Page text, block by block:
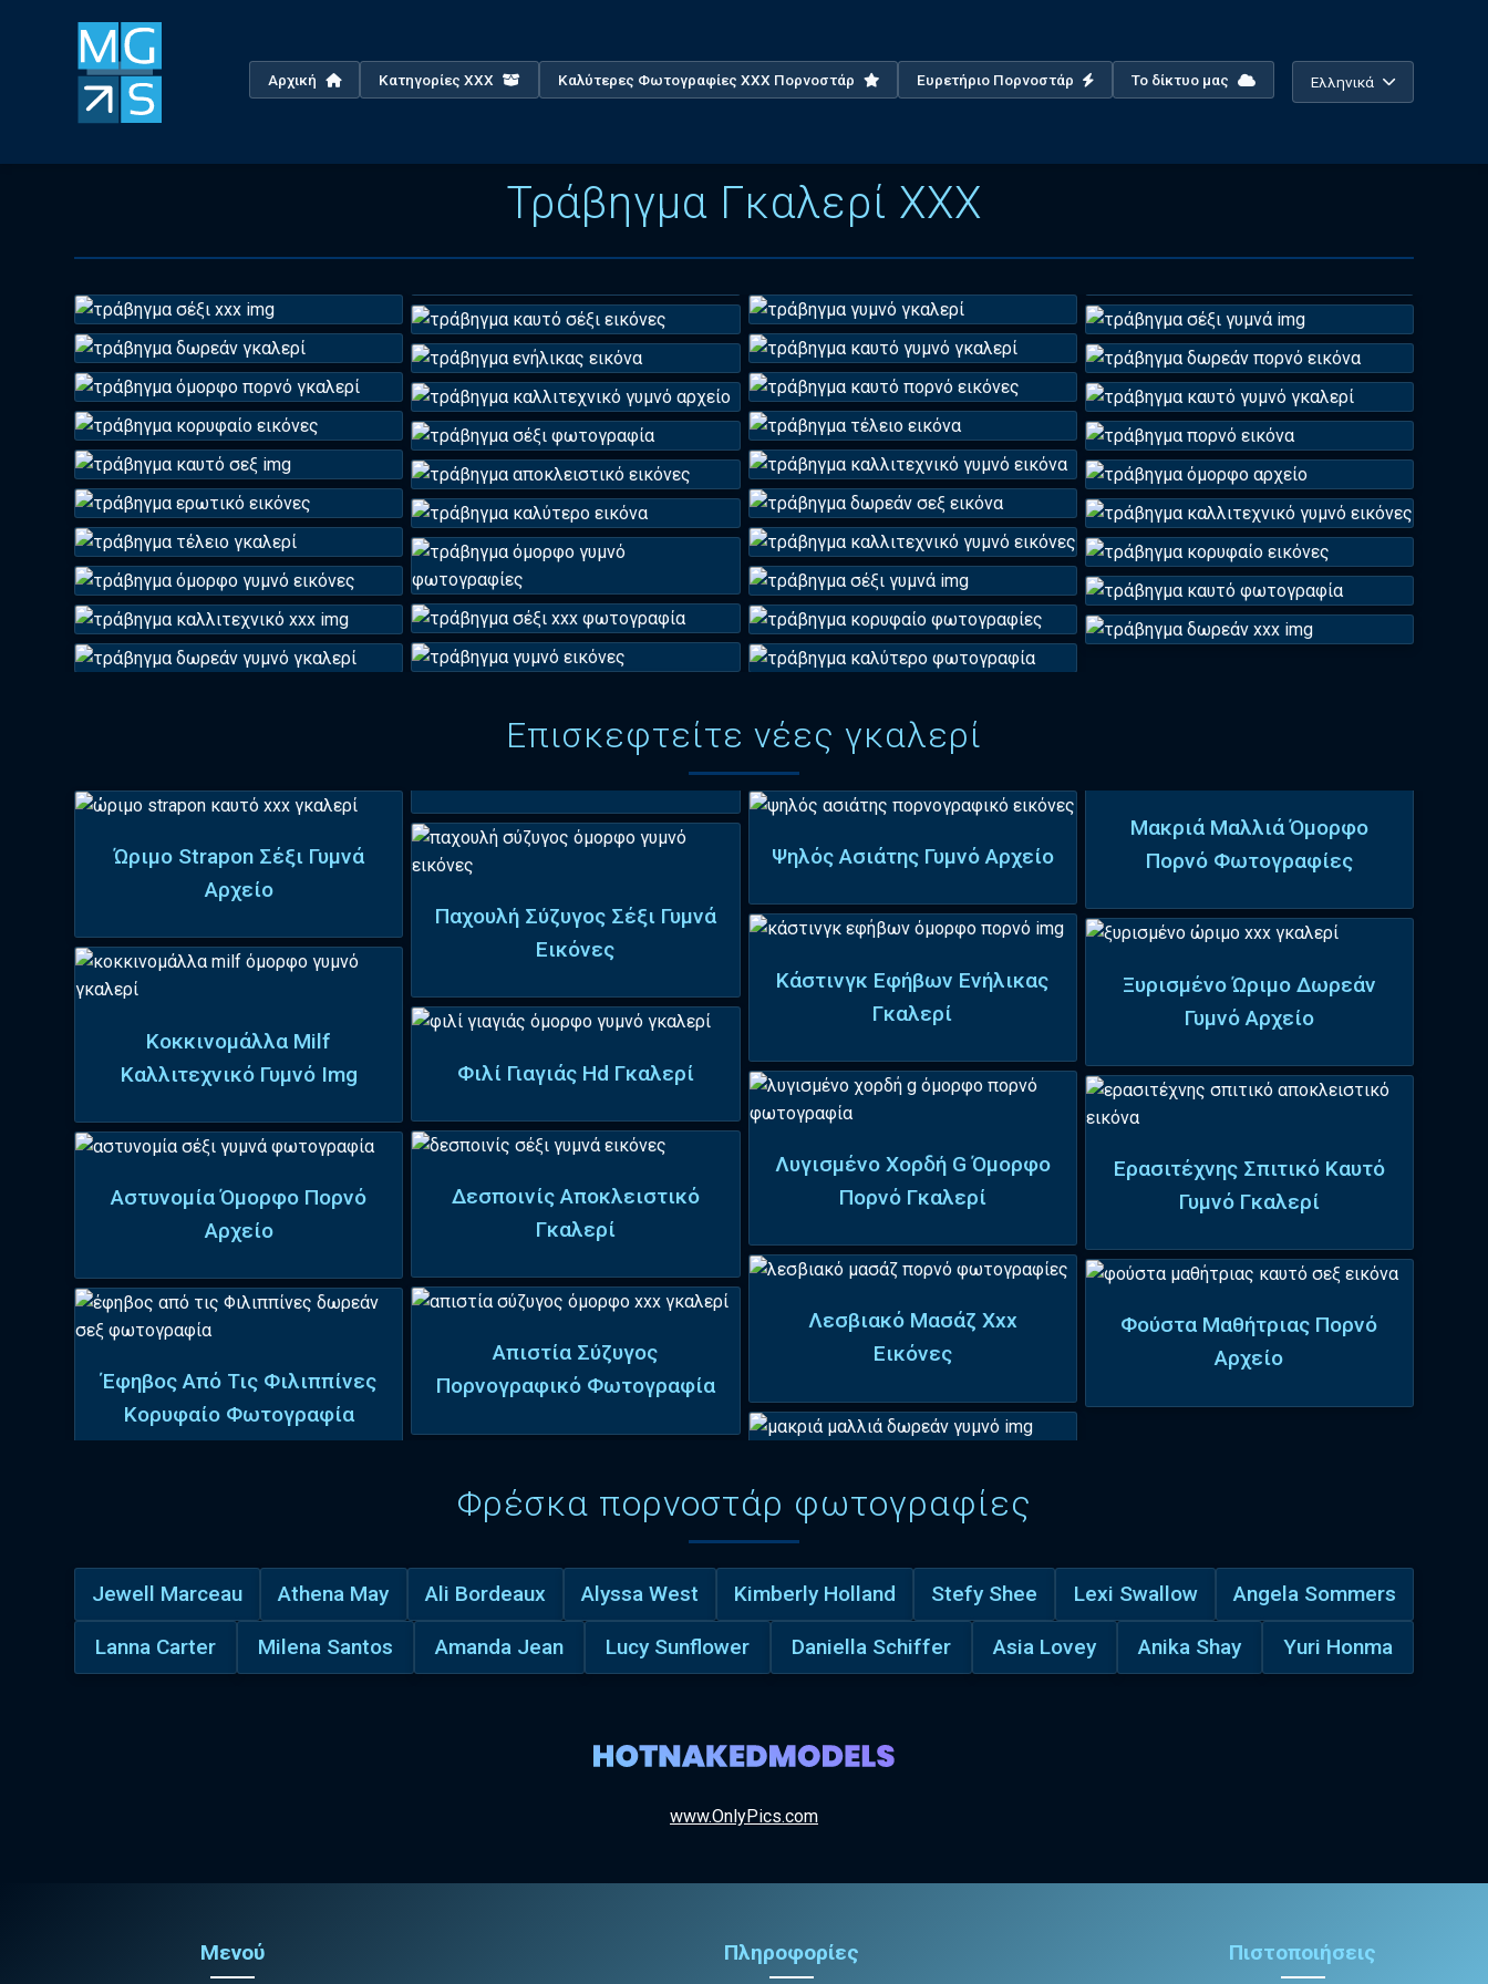
Αρχική Κατηγορίες XXX Καλύτερες Φωτογραφίες XXX Πορνοστάρ Ευρετήριο Πορνοστάρ Το δίκτυο μας Ελληνικά
Τράβηγμα Γκαλερί XXX
Επισκεφτείτε νέες γκαλερί
Ώριμο Strapon Σέξι Γυμνά
Αρχείο
Κοκκινομάλλα Milf
Καλλιτεχνικό Γυμνό Img
Αστυνομία Όμορφο Πορνό
Αρχείο
Έφηβος Από Τις Φιλιππίνες
Κορυφαίο Φωτογραφία
Παχουλή Σύζυγος Σέξι Γυμνά
Εικόνες
Φιλί Γιαγιάς Hd Γκαλερί
Δεσποινίς Αποκλειστικό
Γκαλερί
Απιστία Σύζυγος
Πορνογραφικό Φωτογραφία
Ψηλός Ασιάτης Γυμνό Αρχείο
Κάστινγκ Εφήβων Ενήλικας
Γκαλερί
Λυγισμένο Χορδή G Όμορφο
Πορνό Γκαλερί
Λεσβιακό Μασάζ Xxx
Εικόνες
Μακριά Μαλλιά Όμορφο
Πορνό Φωτογραφίες
Ξυρισμένο Ώριμο Δωρεάν
Γυμνό Αρχείο
Ερασιτέχνης Σπιτικό Καυτό
Γυμνό Γκαλερί
Φούστα Μαθήτριας Πορνό
Αρχείο
Φρέσκα πορνοστάρ φωτογραφίες
Jewell Marceau Athena May Ali Bordeaux Alyssa West Kimberly Holland Stefy Shee Lexi Swallow Angela Sommers
Lanna Carter Milena Santos Amanda Jean Lucy Sunflower Daniella Schiffer Asia Lovey Anika Shay Yuri Honma
www.OnlyPics.com
Μενού Πληροφορίες Πιστοποιήσεις